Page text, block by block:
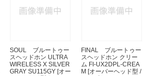
SOUL ブルートゥー
スヘッドホン ULTRA
WIRELESS X SILVER
GRAY SU115GY [オー
FINAL ブルートゥー
スヘッドホン クリー
ム FI-UX2DPL-CREA
M [オーバーヘッド型 /